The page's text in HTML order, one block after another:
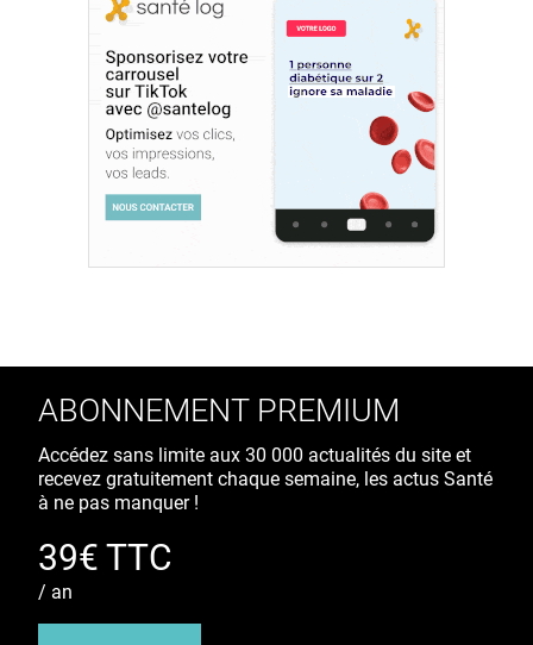
ABONNEMENT PREMIUM
Accédez sans limite aux 30 000 actualités du site et
recevez gratuitement chaque semaine, les actus Santé
à ne pas manquer !
39€ TTC
/ an